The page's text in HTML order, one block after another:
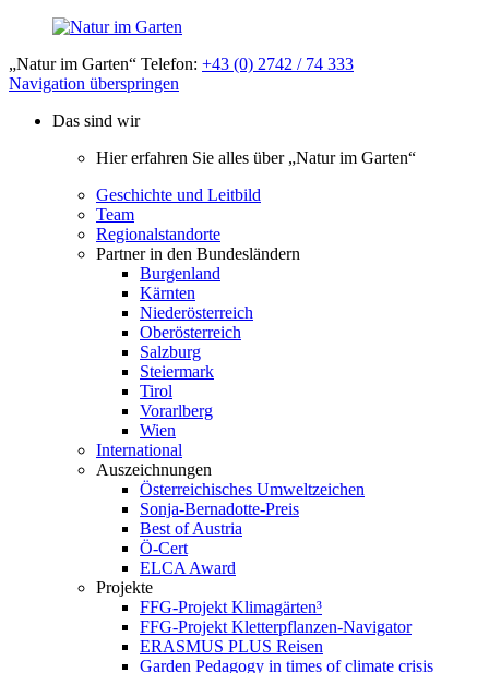
„Natur im Garten“ Telefon: +43 (0) 2742 / 74 333
Navigation überspringen
Das sind wir
Hier erfahren Sie alles über „Natur im Garten“
Geschichte und Leitbild
Team
Regionalstandorte
Partner in den Bundesländern
Burgenland
Kärnten
Niederösterreich
Oberösterreich
Salzburg
Steiermark
Tirol
Vorarlberg
Wien
International
Auszeichnungen
Österreichisches Umweltzeichen
Sonja-Bernadotte-Preis
Best of Austria
Ö-Cert
ELCA Award
Projekte
FFG-Projekt Klimagärten³
FFG-Projekt Kletterpflanzen-Navigator
ERASMUS PLUS Reisen
Garden Pedagogy in times of climate crisis